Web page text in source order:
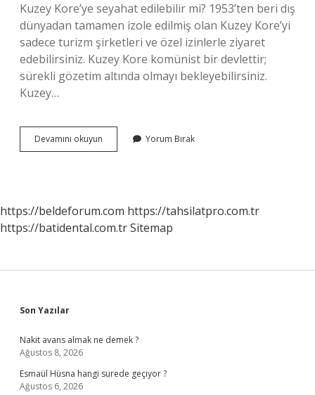
Kuzey Kore’ye seyahat edilebilir mi? 1953’ten beri dış
dünyadan tamamen izole edilmiş olan Kuzey Kore’yi
sadece turizm şirketleri ve özel izinlerle ziyaret
edebilirsiniz. Kuzey Kore komünist bir devlettir;
sürekli gözetim altında olmayı bekleyebilirsiniz.
Kuzey…
Devamını okuyun
Koreye
Yorum Bırak
https://beldeforum.com https://tahsilatpro.com.tr
https://batidental.com.trSitemap
Sidebar
Son Yazılar
Nakit avans almak ne demek ?
Ağustos 8, 2026
Esmaül Hüsna hangi surede geçiyor ?
Ağustos 6, 2026